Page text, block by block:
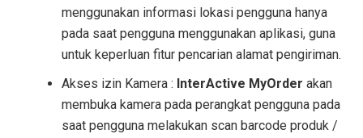
menggunakan informasi lokasi pengguna hanya
pada saat pengguna menggunakan aplikasi, guna
untuk keperluan fitur pencarian alamat pengiriman.
Akses izin Kamera : InterActive MyOrder akan
membuka kamera pada perangkat pengguna pada
saat pengguna melakukan scan barcode produk /